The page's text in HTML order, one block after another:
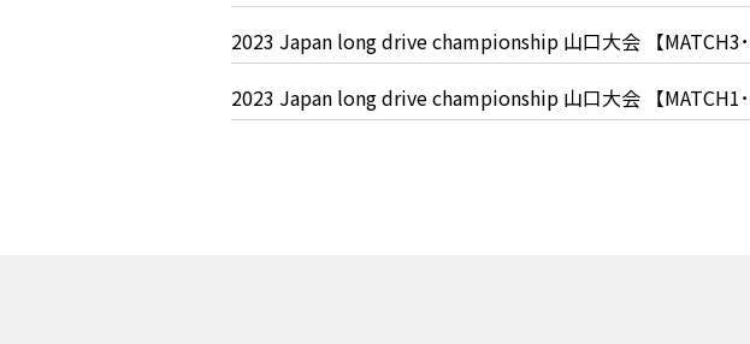
2023 Japan long drive championship 山口大会 【MATCH3
2023 Japan long drive championship 山口大会 【MATCH1